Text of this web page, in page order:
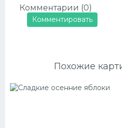
Комментарии (0)
Комментировать
Похожие